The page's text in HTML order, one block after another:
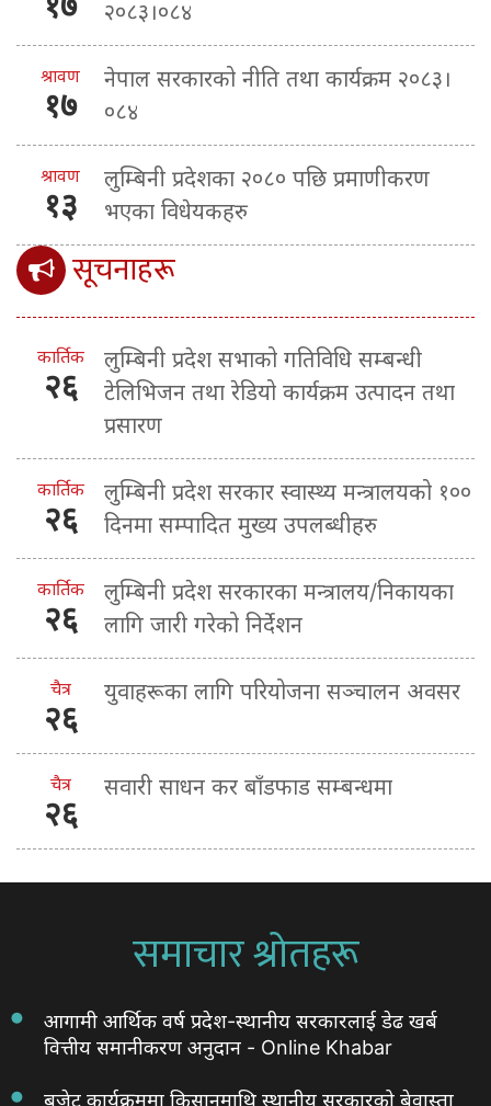
२०८३।०८४
श्रावण
१७
नेपाल सरकारको नीति तथा कार्यक्रम २०८३।
०८४
श्रावण
१३
लुम्बिनी प्रदेशका २०८० पछि प्रमाणीकरण
भएका विधेयकहरु
सूचनाहरू
कार्तिक
२६
लुम्बिनी प्रदेश सभाको गतिविधि सम्बन्धी
टेलिभिजन तथा रेडियो कार्यक्रम उत्पादन तथा
प्रसारण
कार्तिक
२६
लुम्बिनी प्रदेश सरकार स्वास्थ्य मन्त्रालयको १००
दिनमा सम्पादित मुख्य उपलब्धीहरु
कार्तिक
२६
लुम्बिनी प्रदेश सरकारका मन्त्रालय/निकायका
लागि जारी गरेको निर्देशन
चैत्र
२६
युवाहरूका लागि परियोजना सञ्चालन अवसर
चैत्र
२६
सवारी साधन कर बाँडफाड सम्बन्धमा
समाचार श्रोतहरू
आगामी आर्थिक वर्ष प्रदेश-स्थानीय सरकारलाई डेढ खर्ब
वित्तीय समानीकरण अनुदान - Online Khabar
बजेट कार्यक्रममा किसानमाथि स्थानीय सरकारको बेवास्ता